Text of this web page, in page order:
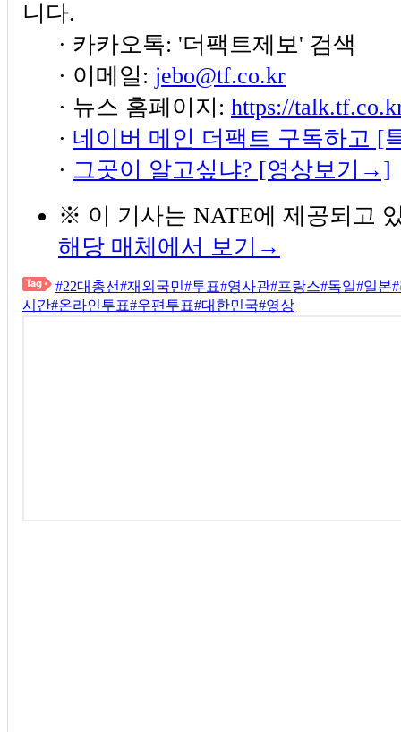
니다.
· 카카오톡: '더팩트제보' 검색
· 이메일: jebo@tf.co.kr
· 뉴스 홈페이지: https://
· 네이버 메인 더팩트 구독하고 [
· 그곳이 알고싶냐? [영상보기→]
※ 이 기사는 NATE에 제공되고
해당 매체에서 보기→
#22대총선#재외국민#투표#영사관#프랑스#독일#일본
시간#온라인투표#우편투표#대한민국#영상